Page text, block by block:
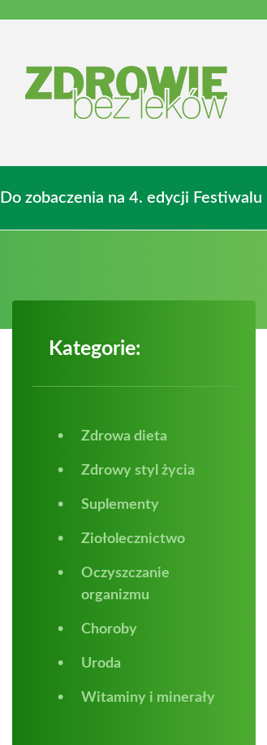
Do zobaczenia na 4. edycji
Kategorie:
Zdrowa dieta
Zdrowy styl życia
Suplementy
Ziołolecznictwo
Oczyszczanie
organizmu
Choroby
Uroda
Witaminy i minerały